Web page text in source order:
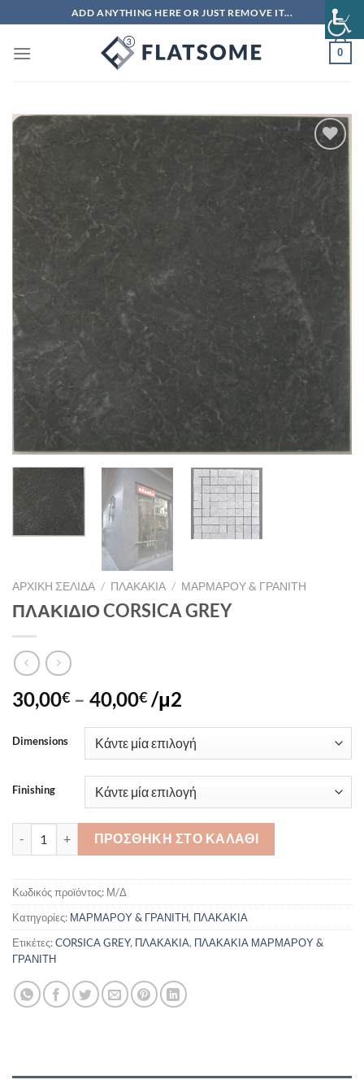
στο
περιεχόμενο
ADD ANYTHING HERE OR JUST REMOVE IT...
0
Πρόσθήκη
στην λίστα
επιθυμιών
ΑΡΧΙΚΉ ΣΕΛΊΔΑ / ΠΛΑΚΑΚΙΑ / ΜΑΡΜΑΡΟΥ & ΓΡΑΝΙΤΗ
ΠΛΑΚΙΔΙΟ CORSICA GREY
30,00€ – 40,00€ /μ2
Dimensions
Finishing
ΠΛΑΚΙΔΙΟ CORSICA GREY ποσότητα
ΠΡΟΣΘΉΚΗ ΣΤΟ ΚΑΛΆΘΙ
Κωδικός προϊόντος: Μ/Δ
Κατηγορίες: ΜΑΡΜΑΡΟΥ & ΓΡΑΝΙΤΗ, ΠΛΑΚΑΚΙΑ
Ετικέτες:CORSICA GREY, ΠΛΑΚΑΚΙΑ, ΠΛΑΚΑΚΙΑ ΜΑΡΜΑΡΟΥ &
ΓΡΑΝΙΤΗ